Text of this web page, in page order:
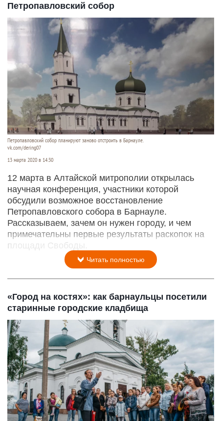
Петропавловский собор
Петропавловский собор планируют заново отстроить в Барнауле.
vk.com/dering07
13 марта 2020 в 14:30
12 марта в Алтайской митрополии открылась
научная конференция, участники которой
обсудили возможное восстановление
Петропавловского собора в Барнауле.
Рассказываем, зачем он нужен городу, и чем
примечательны первые результаты раскопок на
площади Свободы.
Читать полностью
«Город на костях»: как барнаульцы посетили
старинные городские кладбища